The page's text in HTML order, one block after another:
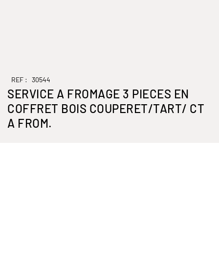
REF : 30544
SERVICE A FROMAGE 3 PIECES EN
COFFRET BOIS COUPERET/TART/ CT
A FROM.